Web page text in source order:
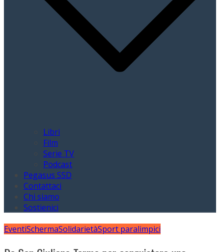
Libri
Film
Serie TV
Podcast
Pegasus SSD
Contattaci
Chi siamo
Sostienici
EventiSchermaSolidarietàSport paralimpici